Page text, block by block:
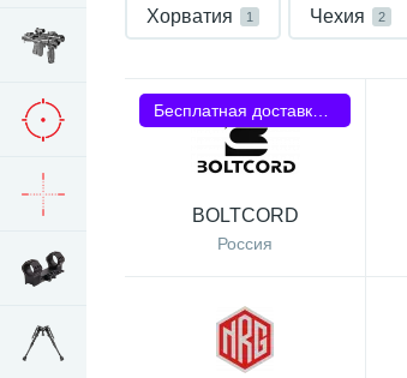
Хорватия 1 Чехия 2
BOLTCORD
Россия